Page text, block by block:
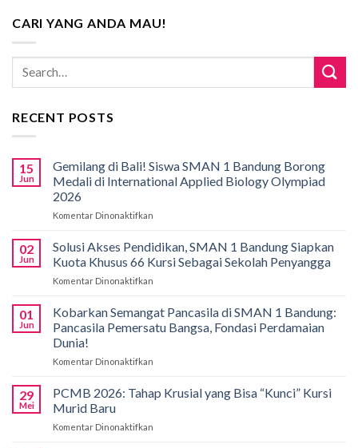
CARI YANG ANDA MAU!
RECENT POSTS
15
Jun
Gemilang di Bali! Siswa SMAN 1 Bandung Borong
Medali di International Applied Biology Olympiad
2026
Komentar Dinonaktifkan
di
Bali!
Siswa
Bandung
Borong
Biology
02
Jun
Solusi Akses Pendidikan, SMAN 1 Bandung Siapkan
Kuota Khusus 66 Kursi Sebagai Sekolah Penyangga
Komentar Dinonaktifkan
Akses
Pendidikan,
SMAN
Kuota
Khusus
01
Jun
Kobarkan Semangat Pancasila di SMAN 1 Bandung:
Pancasila Pemersatu Bangsa, Fondasi Perdamaian
Dunia!
Komentar Dinonaktifkan
Semangat
Pancasila
29
Mei
PCMB 2026: Tahap Krusial yang Bisa “Kunci” Kursi
Murid Baru
Komentar Dinonaktifkan